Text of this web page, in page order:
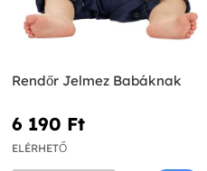
Rendőr Jelmez Babáknak
6 190 Ft‎
ELÉRHETŐ